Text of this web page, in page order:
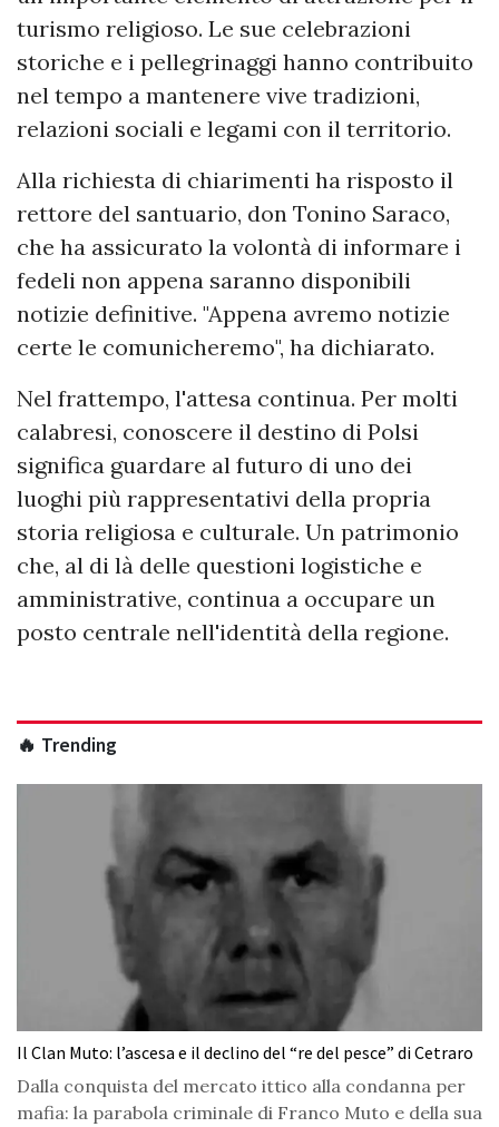
turismo religioso. Le sue celebrazioni
storiche e i pellegrinaggi hanno contribuito
nel tempo a mantenere vive tradizioni,
relazioni sociali e legami con il territorio.
Alla richiesta di chiarimenti ha risposto il
rettore del santuario, don Tonino Saraco,
che ha assicurato la volontà di informare i
fedeli non appena saranno disponibili
notizie definitive. "Appena avremo notizie
certe le comunicheremo", ha dichiarato.
Nel frattempo, l'attesa continua. Per molti
calabresi, conoscere il destino di Polsi
significa guardare al futuro di uno dei
luoghi più rappresentativi della propria
storia religiosa e culturale. Un patrimonio
che, al di là delle questioni logistiche e
amministrative, continua a occupare un
posto centrale nell'identità della regione.
🔥 Trending
Il Clan Muto: l’ascesa e il declino del “re del pesce” di Cetraro
Dalla conquista del mercato ittico alla condanna per
mafia: la parabola criminale di Franco Muto e della sua